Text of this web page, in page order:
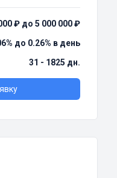
₽ до 5 000 000 ₽
до 0.26% в день
31 - 1825 дн.